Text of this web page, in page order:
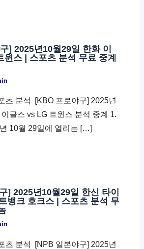
] 2025년10월29일 한화 이
윈스 | 스포츠 분석 무료 중계
츠 분석 ​ [KBO 프로야구] 2025년
글스 vs LG 트윈스 분석 중계 1.
10월 29일에 열리는 […]
] 2025년10월29일 한신 타이
뱅크 호크스 | 스포츠 분석 무
츠 분석 ​ [NPB 일본야구] 2025년